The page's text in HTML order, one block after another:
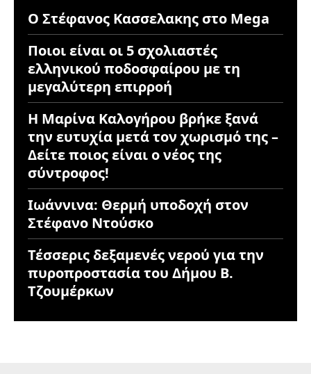
Ο Στέφανος Κασσελακης στο Mega
Ποιοι είναι οι 5 σχολιαστές
ελληνικού ποδοσφαίρου με τη
μεγαλύτερη επιρροή
Η Μαρίνα Καλογήρου βρήκε ξανά
την ευτυχία μετά τον χωρισμό της –
Δείτε ποιος είναι ο νέος της
σύντροφος!
Ιωάννινα: Θερμή υποδοχή στον
Στέφανο Ντούσκο
Τέσσερις δεξαμενές νερού για την
πυροπροστασία του Δήμου Β.
Τζουμέρκων